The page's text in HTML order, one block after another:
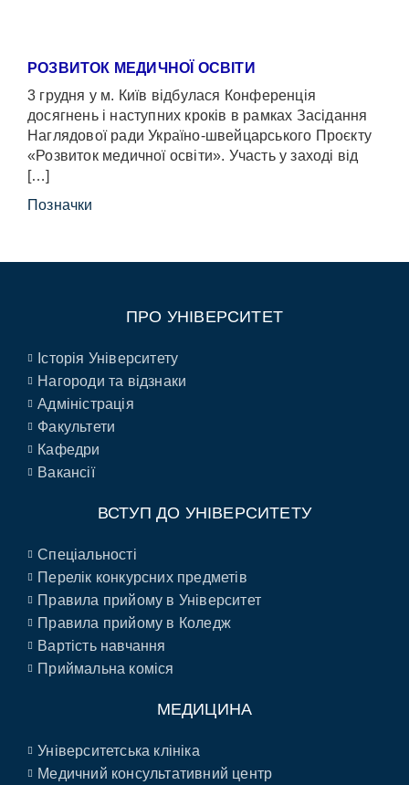
РОЗВИТОК МЕДИЧНОЇ ОСВІТИ
3 грудня у м. Київ відбулася Конференція
досягнень і наступних кроків в рамках Засідання
Наглядової ради Україно-швейцарського Проєкту
«Розвиток медичної освіти». Участь у заході від
[…]
Позначки
ПРО УНІВЕРСИТЕТ
Історія Університету
Нагороди та відзнаки
Адміністрація
Факультети
Кафедри
Вакансії
ВСТУП ДО УНІВЕРСИТЕТУ
Спеціальності
Перелік конкурсних предметів
Правила прийому в Університет
Правила прийому в Коледж
Вартість навчання
Приймальна коміся
МЕДИЦИНА
Університетська клініка
Медичний консультативний центр